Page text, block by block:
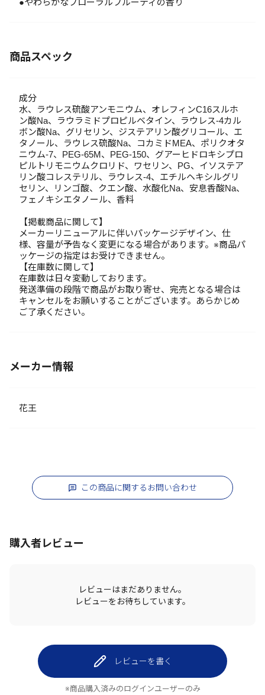
●やわらかなフローラルフルーティの香り
商品スペック
成分
水、ラウレス硫酸アンモニウム、オレフィンC16スルホ
ン酸Na、ラウラミドプロピルベタイン、ラウレス-4カル
ボン酸Na、グリセリン、ジステアリン酸グリコール、エ
タノール、ラウレス硫酸Na、コカミドMEA、ポリクオタ
ニウム-7、PEG-65M、PEG-150、グアーヒドロキシプロ
ピルトリモニウムクロリド、ワセリン、PG、イソステア
リン酸コレステリル、ラウレス-4、エチルヘキシルグリ
セリン、リンゴ酸、クエン酸、水酸化Na、安息香酸Na、
フェノキシエタノール、香料
【掲載商品に関して】
メーカーリニューアルに伴いパッケージデザイン、仕
様、容量が予告なく変更になる場合があります。※商品パ
ッケージの指定はお受けできません。
【在庫数に関して】
在庫数は日々変動しております。
発送準備の段階で商品がお取り寄せ、完売となる場合は
キャンセルをお願いすることがございます。あらかじめ
ご了承ください。
メーカー情報
花王
この商品に関するお問い合わせ
購入者レビュー
レビューはまだありません。
レビューをお待ちしています。
レビューを書く
※商品購入済みのログインユーザーのみ